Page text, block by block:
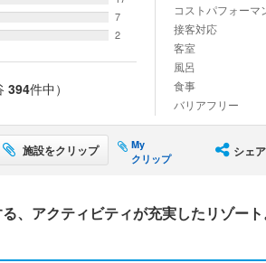
7
2
394件中）
コストパフォーマ
接客対応
客室
風呂
食事
バリアフリー
施設をクリップ
My
クリップ
シェア
、アクティビティが充実したリゾー